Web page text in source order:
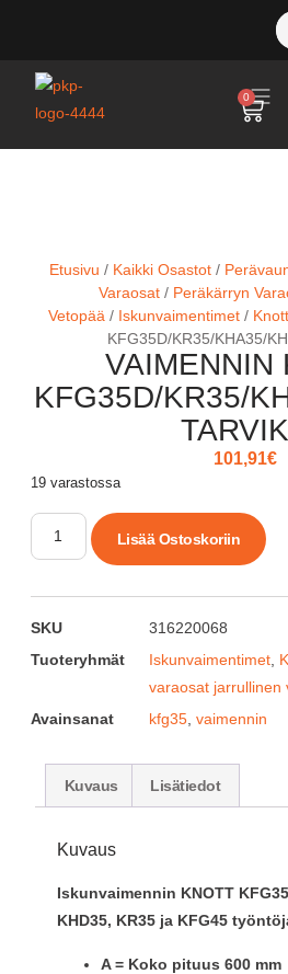
0
Etusivu / Kaikki Osastot /
Varaosat / Peräkärryn
Vetopää / Iskunvaimentimet / Knott
KFG35D/KR35/KHA35/
VAIMENNIN
KFG35D/KR35/
101,91€
19 varastossa
Lisää Ostoskoriin
SKU
316220068
Tuoteryhmät
Iskunvaimentimet
varaosat jarrullinen
Avainsanat
kfg35 vaimennin
Kuvaus Lisätiedot
Kuvaus
Iskunvaimennin KNOTT
KHD35, KR35 ja KFG45
A = Koko pituus 600 mm